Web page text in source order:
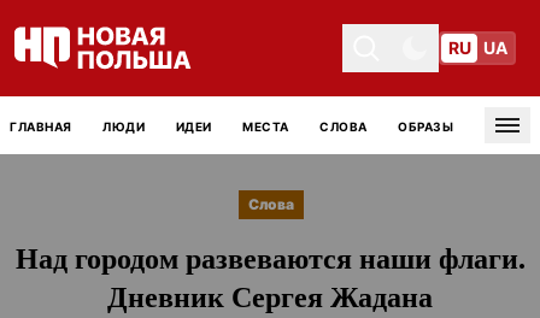
Toggle themeToggle theme
RU UA
ГЛАВНАЯ ЛЮДИ ИДЕИ МЕСТА СЛОВА ОБРАЗЫ
Слова
Над городом развеваются наши флаги.
Дневник Сергея Жадана